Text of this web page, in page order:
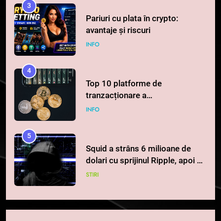
3
Pariuri cu plata în crypto:
avantaje și riscuri
INFO
4
Top 10 platforme de
tranzacționare a
criptomonedelor în 2026
INFO
5
Squid a strâns 6 milioane de
dolari cu sprijinul Ripple, apoi a
pierdut jumătate din aceștia
STIRI
6